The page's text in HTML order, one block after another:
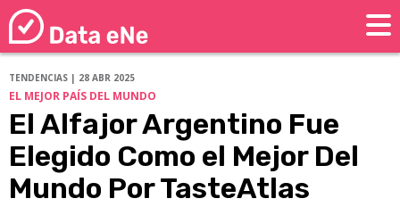
TENDENCIAS | 28 ABR 2025
EL MEJOR PAÍS DEL MUNDO
El Alfajor Argentino Fue
Elegido Como el Mejor Del
Mundo Por TasteAtlas